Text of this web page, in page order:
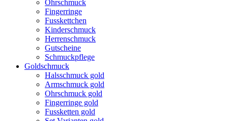
Ohrschmuck
Fingerringe
Fusskettchen
Kinderschmuck
Herrenschmuck
Gutscheine
Schmuckpflege
Goldschmuck
Halsschmuck gold
Armschmuck gold
Ohrschmuck gold
Fingerringe gold
Fussketten gold